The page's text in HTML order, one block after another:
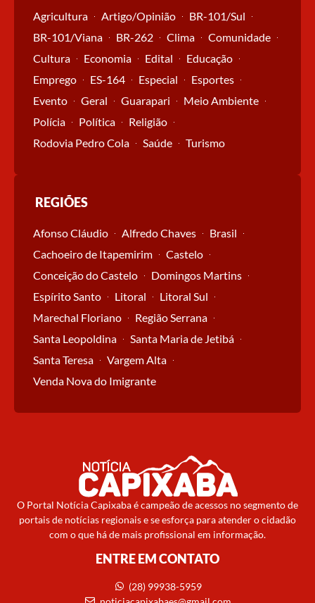
Agricultura Artigo/Opinião
BR-101/Sul
BR-101/Viana
BR-262 Clima
Comunidade
Cultura
Economia Edital
Educação
Emprego
ES-164 Especial
Esportes
Evento
Geral Guarapari
Meio Ambiente
Polícia
Política
Religião
Rodovia Pedro Cola
Saúde Turismo
REGIÕES
Afonso Cláudio Alfredo Chaves
Brasil
Cachoeiro de Itapemirim
Castelo
Conceição do Castelo
Domingos Martins
Espírito Santo
Litoral
Litoral Sul
Marechal Floriano
Região Serrana
Santa Leopoldina
Santa Maria de Jetibá
Santa Teresa
Vargem Alta
Venda Nova do Imigrante
O Portal Notícia Capixaba é campeão de acessos no segmento de
portais de notícias regionais e se esforça para atender o cidadão
com o que há de mais profissional em informação.
ENTRE EM CONTATO
(28) 99938-5959